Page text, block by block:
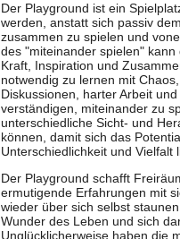
Der Playground ist ein
werden, anstatt sich passiv
zusammen zu spielen und
des "miteinander spielen"
Kraft, Inspiration und
notwendig zu lernen mit
Diskussionen, harter Arbeit
verständigen, miteinander zu
unterschiedliche Sicht- und
können, damit sich das
Unterschiedlichkeit und Vielfalt
Der Playground schafft
ermutigende Erfahrungen mit
wieder über sich selbst
Wunder des Leben und sich
Unglücklicherweise haben die